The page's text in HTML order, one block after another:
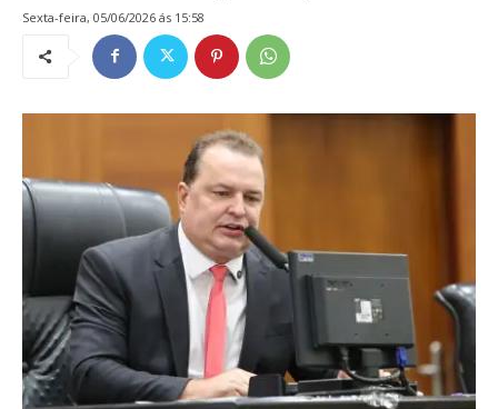
sexta-feira, 05/06/2026 ás 15:58